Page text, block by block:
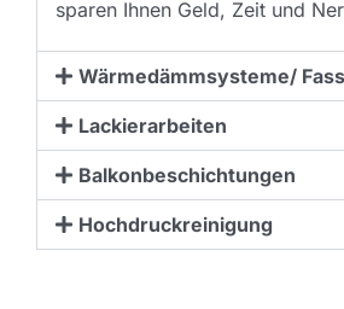
sparen Ihnen Geld, Zeit und
Wärmedämmsysteme/
Lackierarbeiten
Balkonbeschichtungen
Hochdruckreinigung